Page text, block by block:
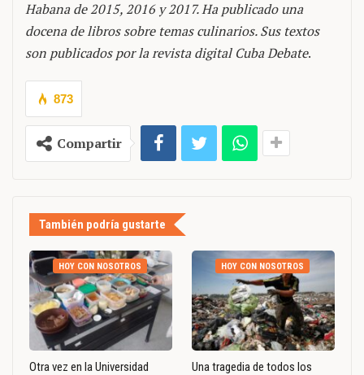
Habana de 2015, 2016 y 2017. Ha publicado una
docena de libros sobre temas culinarios. Sus textos
son publicados por la revista digital Cuba Debate.
873
Compartir
También podría gustarte
HOY CON NOSOTROS
Otra vez en la Universidad
HOY CON NOSOTROS
Una tragedia de todos los